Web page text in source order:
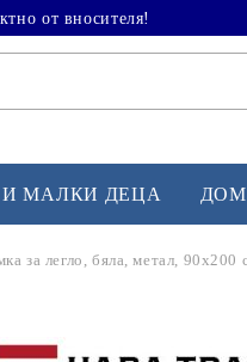
от вносителя!
И МАЛКИ ДЕЦА
за легло, бяла, метал, 90x200